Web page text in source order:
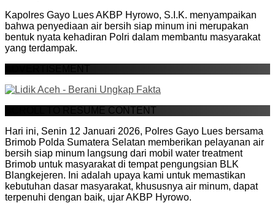
Kapolres Gayo Lues AKBP Hyrowo, S.I.K. menyampaikan
bahwa penyediaan air bersih siap minum ini merupakan
bentuk nyata kehadiran Polri dalam membantu masyarakat
yang terdampak.
ADVERTISEMENT
SCROLL TO RESUME CONTENT
Hari ini, Senin 12 Januari 2026, Polres Gayo Lues bersama
Brimob Polda Sumatera Selatan memberikan pelayanan air
bersih siap minum langsung dari mobil water treatment
Brimob untuk masyarakat di tempat pengungsian BLK
Blangkejeren. Ini adalah upaya kami untuk memastikan
kebutuhan dasar masyarakat, khususnya air minum, dapat
terpenuhi dengan baik, ujar AKBP Hyrowo.